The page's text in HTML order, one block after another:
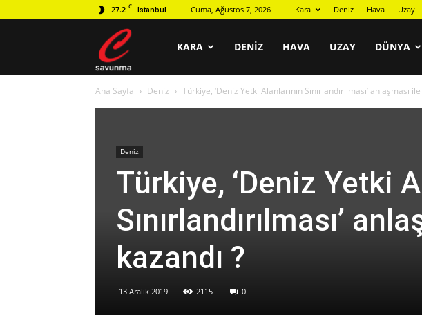
27.2 C İstanbul Cuma, Ağustos 7, 2026 Kara Deniz Hava Uzay
KARA DENIZ HAVA UZAY DÜNYA
Ana Sayfa Deniz Türkiye, ‘Deniz Yetki Alanlarının Sınırlandırılması’ anlaşması
Deniz
Türkiye, ‘Deniz Yetki
Sınırlandırılması’
kazandı ?
13 Aralık 2019 2115 0